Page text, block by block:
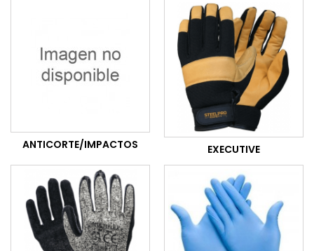
ANTICORTE/IMPACTOS EXECUTIVE